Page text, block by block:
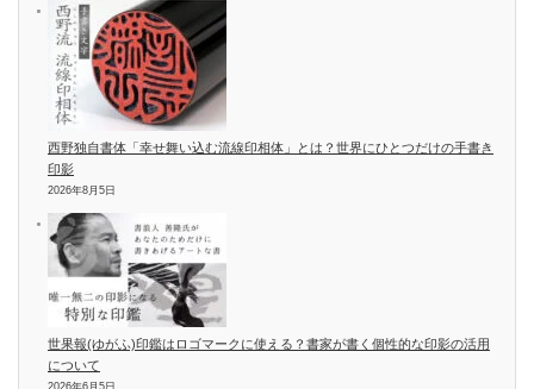
西野独自書体「幸せ舞い込む流線印相体」とは？世界にひとつだけの手書き
印影
2026年8月5日
世果報(ゆがふ)印鑑はロゴマークに使える？書家が書く個性的な印影の活用
について